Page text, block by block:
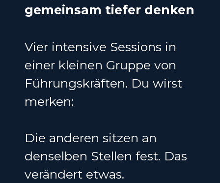
gemeinsam tiefer denken
Vier intensive Sessions in
einer kleinen Gruppe von
Führungskräften. Du wirst
merken:
Die anderen sitzen an
denselben Stellen fest. Das
verändert etwas.